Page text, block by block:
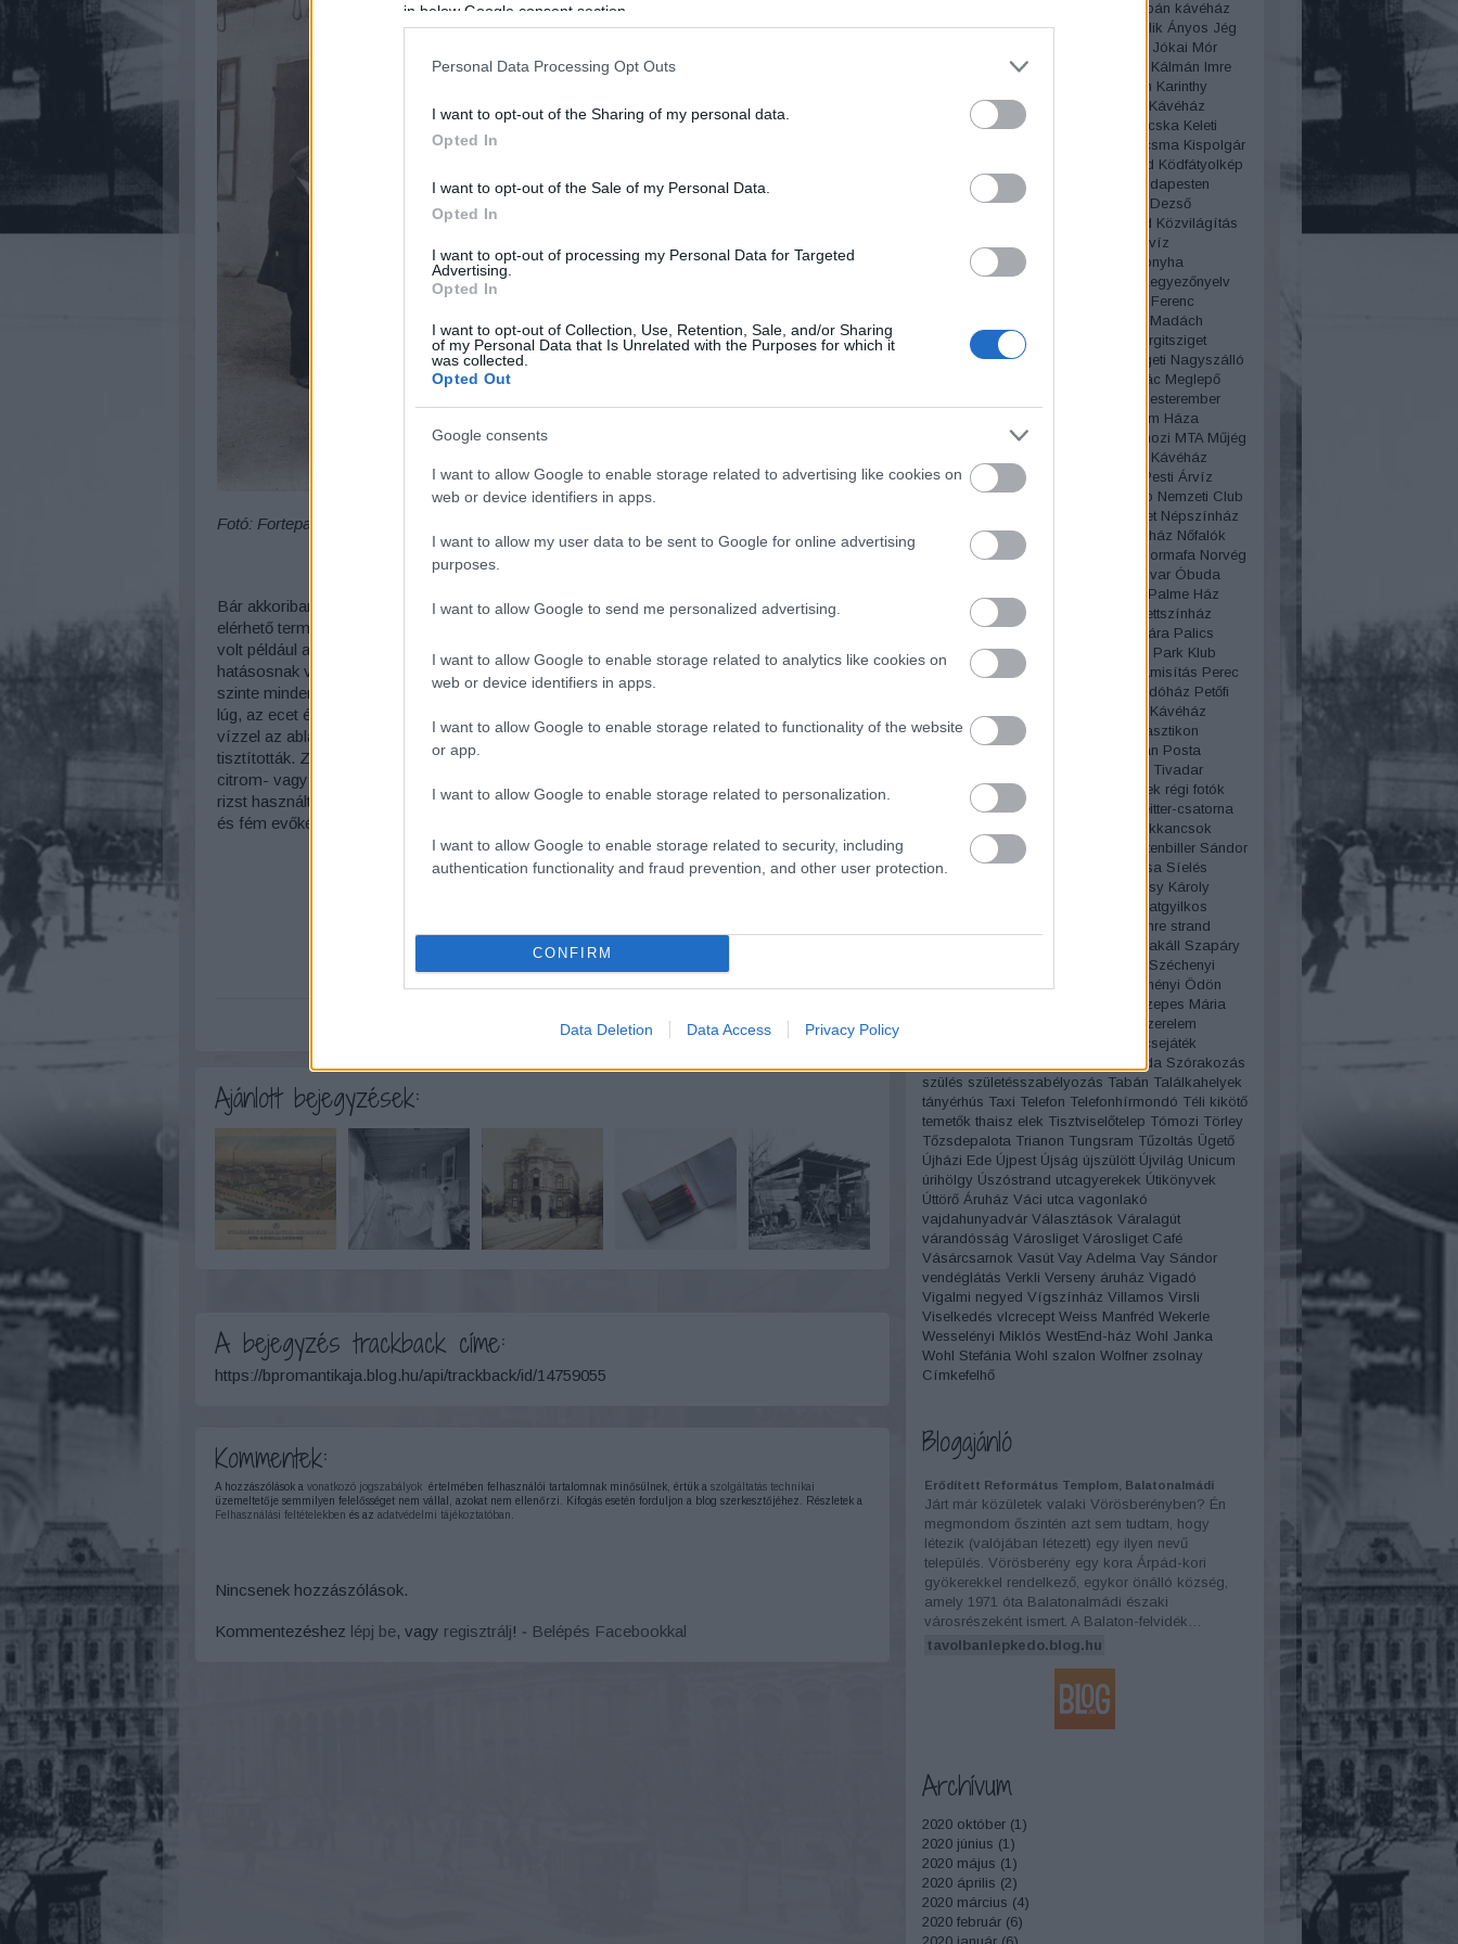
in below Google consent section.
Personal Data Processing Opt Outs
I want to opt-out of the Sharing of my personal data.
Opted In
I want to opt-out of the Sale of my Personal Data.
Opted In
I want to opt-out of processing my Personal Data for Targeted
Advertising.
Opted In
I want to opt-out of Collection, Use, Retention, Sale, and/or Sharing
of my Personal Data that Is Unrelated with the Purposes for which it
was collected.
Opted Out
Google consents
I want to allow Google to enable storage related to advertising like cookies on
web or device identifiers in apps.
I want to allow my user data to be sent to Google for online advertising
purposes.
I want to allow Google to send me personalized advertising.
I want to allow Google to enable storage related to analytics like cookies on
web or device identifiers in apps.
I want to allow Google to enable storage related to functionality of the website
or app.
I want to allow Google to enable storage related to personalization.
I want to allow Google to enable storage related to security, including
authentication functionality and fraud prevention, and other user protection.
CONFIRM
Data Deletion Data Access Privacy Policy
Fotó: Fortepan/ Hanser Mária
Bár akkoriban még nem volt olyan széles kínálat a tisztítószerekből, de tavasszal az
elérhető termékek reklámjai igencsak megszaporodtak a különböző lapokban. Népszerű
volt például az Aeroform takarító és fertőtlenítőszer, amit még a spanyol nátha ellen is
hatásosnak véltek. Sokan vásárolták az OTI takarítószereket és a Cleanex-et, amihez
szinte minden kisboltban hozzá lehetett jutni. A takarítószett alapját adta a mosószappan, a
lúg, az ecet és a szóda. Előbbiek a mosásban, a folttisztításban jeleskedtek, míg az ecetes
vízzel az ablakokat fényesítették, a szódával a moshatatlan textileket és bútorkárpitokat
tisztították. Zsír és olajfoltokra krétaport és pipaagyagot tettek, az igen gyakori tintafoltokat
citrom- vagy hagymalével próbálták eltüntetni. Keményítésre reszelt és felfőzött burgonyát,
rizst használtak, a foltos háztartási edényeket szódabikarbónával dörzsölték át, az ezüst-
és fém evőkészleteket pedig homokkal, hamuval fényesítették.
Ajánlott bejegyzések:
A bejegyzés trackback címe:
https://bpromantikaja.blog.hu/api/trackback/id/14759055
Kommentek:
A hozzászólások a vonatkozó jogszabályokértelmében felhasználói tartalomnak minősülnek, értük a szolgáltatás technikai
üzemeltetője semmilyen felelősséget nem vállal, azokat nem ellenőrzi. Kifogás esetén forduljon a blog szerkesztőjéhez. Részletek a
Felhasználási feltételekben és az adatvédelmi tájékoztatóban
Nincsenek hozzászólások.
Kommentezéshez lépj be, vagy regisztrálj! ‐ Belépés Facebookkal
Japán kávéház
Jászai Mari Játékok Jedlik Ányos Jég
Jókai Mór
Kabos Gyula
Kálmán Imre
Karády Katalin Karinthy
Karlsbad
Kávéház
kávéház Kéhli kékharisnya Kék Macska Keleti
kiskocsma Kispolgár
Kodály Körönd Ködfátyolkép
Kolbász
Kolera
Konstantinápoly Budapesten
Korcsolya Körút
Kosztolányi Dezső
Közvágóhíd Közvilágítás
Kvíz
labdarúgás
Laborfalvi Róza
Lacikonyha
Lakótelep Lánchíd
Legyezőnyelv
Liszt Ferenc
Madách
Színház
Mágnás
Margitsziget
Margitszigeti gyógyfürdő
Margitszigeti Nagyszálló
Martinovics Ignác Meglepő
Mesterember
Millenium Háza
Molnár Ferenc mozi MTA Műjég
Művész Kávéház
Nagypolgári
Nagytakarítás
Nagy Pesti Árvíz
Németvölgyi temető
Nemzeti Casino Nemzeti Club
Népsziget Népszínház
Neue welt New York New York kávéház Nőfalók
Női divat Normafa Norvég
Nyugati pályaudvar Óbuda
Okkultizmus Oktatás
Olof Palme Ház
Omnibusz
Operaház
Operettszínház
Ős-Budavára Palics
Párbaj Párisi Nagy Áruház
Park Klub
Parlament pék péklázadás Pénzhamisítás Perec
Pesti indóház Petőfi
Pilvax Kávéház
Pipás Pista
Pirosszemű csárda
Plasztikon
Podmaniczky báró
porcelán Posta
Puskás Tivadar
Radnóti Miklós Rákóczi út régi filmek régi fotók
régi fotók pályázat
Reitter-csatorna
Rikkancsok
Római part
romantika rottenbiller Sándor
Móric
Sáros fürdő Schwimmer Rózsa Síelés
Somossy Károly
sorozatgyilkos
Steindl Imre strand
szakáll Szapáry
Széchenyi
Gyógyfürdő Széchenyi István
Széchényi Ödön
Szepes Mária
szerelem
Szerencsejáték
Szóda Szórakozás
szülés születésszabélyozás Tabán Találkahelyek
tányérhús Taxi Telefon Telefonhírmondó Téli kikötő
temetők thaisz elek Tisztviselőtelep Tómozi Törley
Tőzsdepalota Trianon Tungsram Tűzoltás Ügető
Újházi Ede Újpest Újság újszülött Újvilág Unicum
úrihölgy Úszóstrand utcagyerekek Útikönyvek
Úttörő Áruház Váci utca vagonlakó
vajdahunyadvár Választások Váralagút
várandósság Városliget Városliget Café
Vásárcsarnok Vasút Vay Adelma Vay Sándor
vendéglátás Verkli Verseny áruház Vigadó
Vigalmi negyed Vígszínház Villamos Virsli
Viselkedés vlcrecept Weiss Manfréd Wekerle
Wesselényi Miklós WestEnd-ház Wohl Janka
Wohl Stefánia Wohl szalon Wolfner zsolnay
Címkefelhő
Blogajánló
Erődített Református Templom, Balatonalmádi
Járt már közületek valaki Vörösberényben? Én
megmondom őszintén azt sem tudtam, hogy
létezik (valójában létezett) egy ilyen nevű
település. Vörösberény egy kora Árpád-kori
gyökerekkel rendelkező, egykor önálló község,
amely 1971 óta Balatonalmádi északi
városrészeként ismert. A Balaton-felvidék…
tavolbanlepkedo.blog.hu
Archívum
2020 október (1)
2020 június (1)
2020 május (1)
2020 április (2)
2020 március (4)
2020 február (6)